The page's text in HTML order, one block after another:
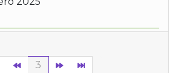
3